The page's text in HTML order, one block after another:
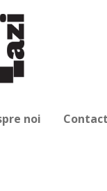
noi Contact